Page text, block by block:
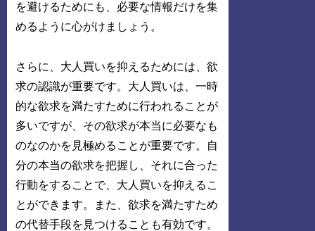
を避けるためにも、必要な情報だけを集
めるように心がけましょう。
さらに、大人買いを抑えるためには、欲
求の認識が重要です。大人買いは、一時
的な欲求を満たすために行われることが
多いですが、その欲求が本当に必要なも
のなのかを見極めることが重要です。自
分の本当の欲求を把握し、それに合った
行動をすることで、大人買いを抑えるこ
とができます。また、欲求を満たすため
の代替手段を見つけることも有効です。